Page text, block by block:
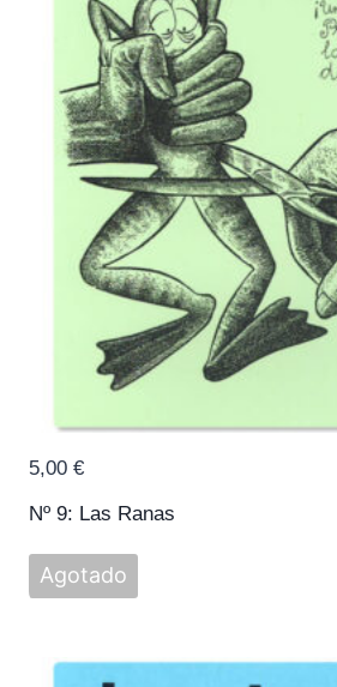
Nº 9: Las Ranas
5,00 €
Agotado